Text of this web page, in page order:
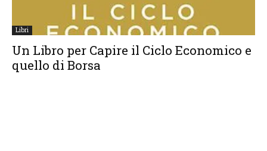
Libri
Un Libro per Capire il Ciclo Economico e
quello di Borsa